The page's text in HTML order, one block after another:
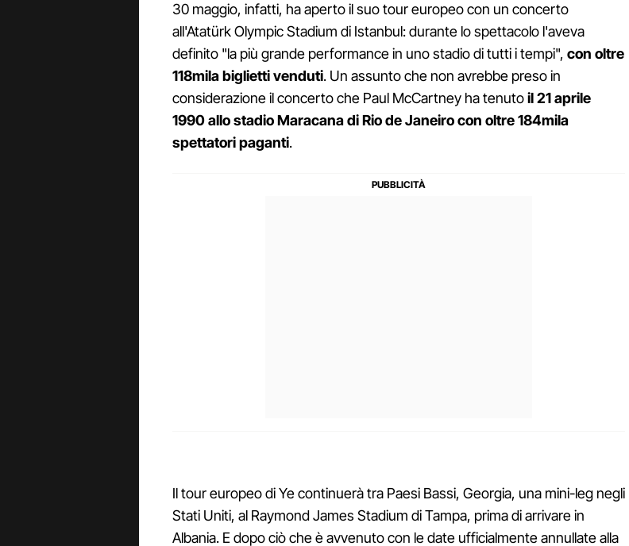
30 maggio, infatti, ha aperto il suo tour europeo con un concerto
all'Atatürk Olympic Stadium di Istanbul: durante lo spettacolo l'aveva
definito "la più grande performance in uno stadio di tutti i tempi", con oltre
118mila biglietti venduti. Un assunto che non avrebbe preso in
considerazione il concerto che Paul McCartney ha tenutoil 21 aprile
1990 allo stadio Maracana di Rio de Janeiro con oltre 184mila
spettatori paganti.
Il tour europeo di Ye continuerà tra Paesi Bassi, Georgia, una mini-leg negli
Stati Uniti, al Raymond James Stadium di Tampa, prima di arrivare in
Albania. E dopo ciò che è avvenuto con le date ufficialmente annullate alla